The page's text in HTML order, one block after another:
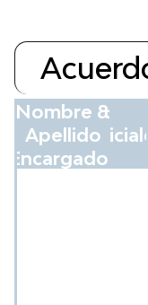
Nombre &
Apellido
Encargados